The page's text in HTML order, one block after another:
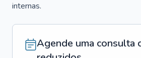
internas.
Agende uma consulta